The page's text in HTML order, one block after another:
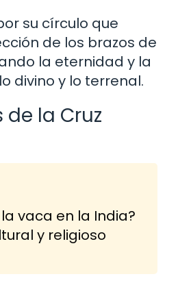
su círculo que
de los brazos de
la eternidad y la
divino y lo terrenal.
de la Cruz
vaca en la India?
y religioso